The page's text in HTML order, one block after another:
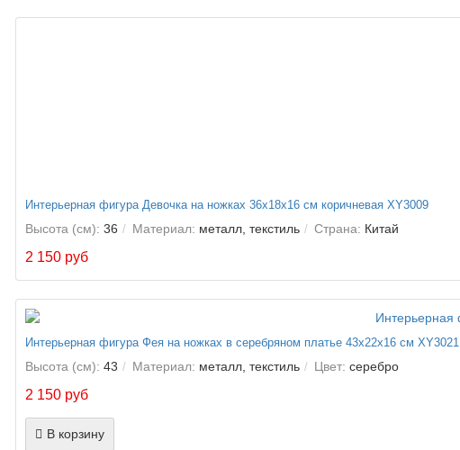
Интерьерная фигура Девочка на ножках 36х18х16 см коричневая XY3009
Высота (см): 36 Материал: металл, текстиль Страна: Китай
2 150 руб
Интерьерная фигура Фея на ножках в серебряном платье 43х22х16 см XY3021
Высота (см): 43 Материал: металл, текстиль Цвет: серебро
2 150 руб
В корзину